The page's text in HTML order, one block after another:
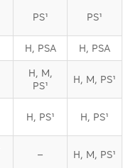
PS¹ PS¹
H, PSA H, PSA
H, M,
PS¹
H, M, PS¹
H, PS¹ H, PS¹
– H, M, PS¹